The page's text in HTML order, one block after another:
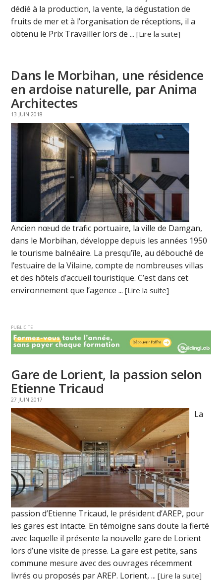
dédié à la production, la vente, la dégustation de
fruits de mer et à l’organisation de réceptions, il a
obtenu le Prix Travailler lors de ...[Lire la suite]
Dans le Morbihan, une résidence
en ardoise naturelle, par Anima
Architectes
13 JUIN 2018
Ancien nœud de trafic portuaire, la ville de Damgan,
dans le Morbihan, développe depuis les années 1950
le tourisme balnéaire. La presqu’île, au débouché de
l’estuaire de la Vilaine, compte de nombreuses villas
et des hôtels d’accueil touristique. C’est dans cet
environnement que l’agence ...[Lire la suite]
PUBLICITE
Gare de Lorient, la passion selon
Etienne Tricaud
27 JUIN 2017
La
passion d’Etienne Tricaud, le président d’AREP, pour
les gares est intacte. En témoigne sans doute la fierté
avec laquelle il présente la nouvelle gare de Lorient
lors d’une visite de presse. La gare est petite, sans
commune mesure avec des ouvrages récemment
livrés ou proposés par AREP. Lorient, ...[Lire la suite]